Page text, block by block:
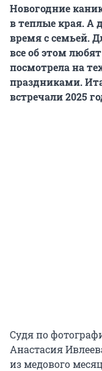
Новогодние
в теплые края. А
время с семьей.
все об этом
посмотрела на
праздниками.
встречали 2025
Судя по
Анастасия
из медового